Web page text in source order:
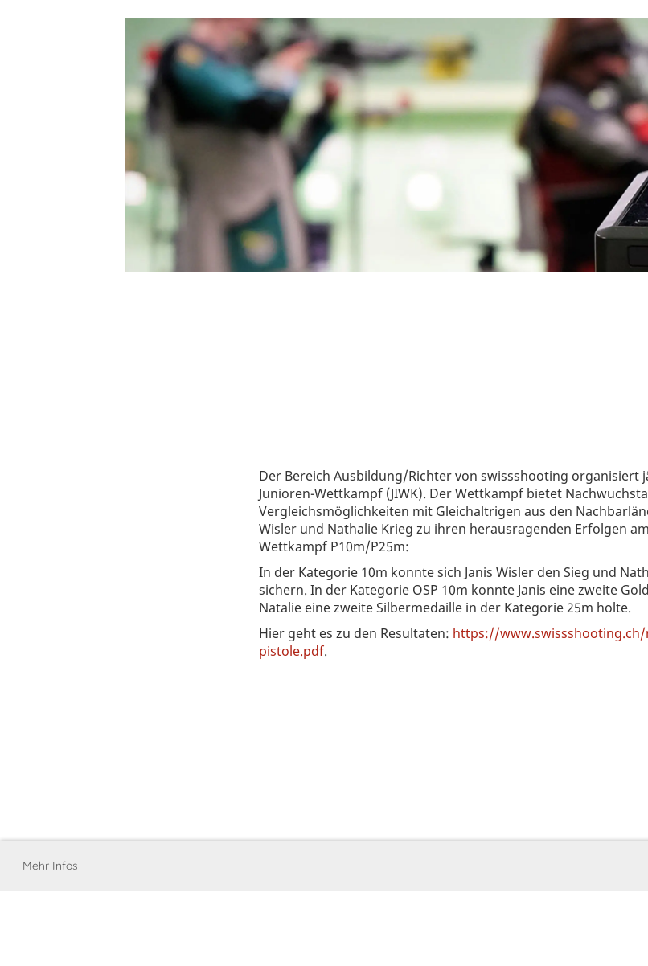
Mehr Infos
Der Bereich Ausbildung/Richter von swissshooting organisiert
Junioren-Wettkampf (JIWK). Der Wettkampf bietet
Vergleichsmöglichkeiten mit Gleichaltrigen aus den
Wisler und Nathalie Krieg zu ihren herausragenden Erfolgen
Wettkampf P10m/P25m:
In der Kategorie 10m konnte sich Janis Wisler den Sieg und
sichern. In der Kategorie OSP 10m konnte Janis eine zweite
Natalie eine zweite Silbermedaille in der Kategorie 25m holte.
Hier geht es zu den Resultaten: https://
pistole.pdf.